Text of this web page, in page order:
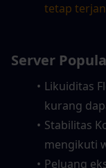
tetap
Server
Likuiditas
kurang
Stabilitas
mengikuti
Peluang